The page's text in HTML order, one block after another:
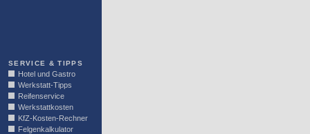
SERVICE & TIPPS
Hotel und Gastro
Werkstatt-Tipps
Reifenservice
Werkstattkosten
KfZ-Kosten-Rechner
Felgenkalkulator